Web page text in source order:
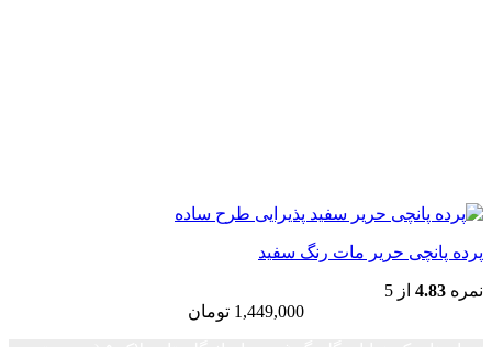
پرده پانچی حریر مات رنگ سفید
نمره4.83از 5
1,449,000 تومان